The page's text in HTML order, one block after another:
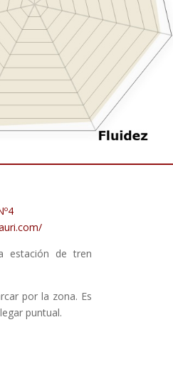
estación de tren
por la zona. Es
puntual.